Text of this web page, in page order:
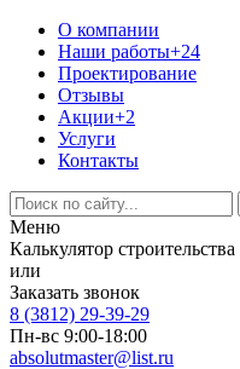
О компании
Наши работы+24
Проектирование
Отзывы
Акции+2
Услуги
Контакты
Меню
Калькулятор строительства
или
Заказать звонок
8 (3812) 29-39-29
Пн-вс 9:00-18:00
absolutmaster@list.ru